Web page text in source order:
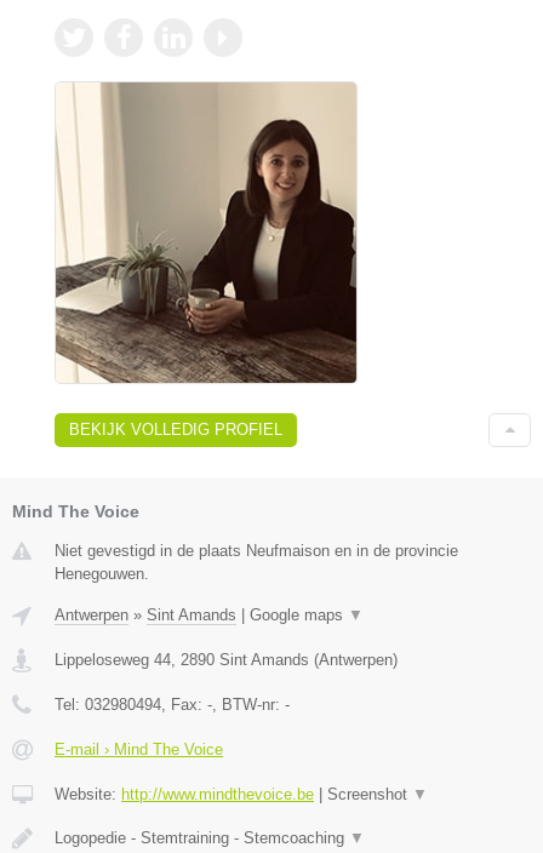
BEKIJK VOLLEDIG PROFIEL
Mind The Voice
Niet gevestigd in de plaats Neufmaison en in de provincie
Henegouwen.
Antwerpen » Sint Amands Google maps ▼
Lippeloseweg 44, 2890 Sint Amands (Antwerpen)
Tel: 032980494, Fax: -, BTW-nr: -
E-mail › Mind The Voice
Website: http://www.mindthevoice.be Screenshot ▼
Logopedie - Stemtraining - Stemcoaching ▼